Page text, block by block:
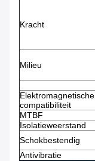
Kracht
Milieu
Elektromagnetische
compatibiliteit
MTBF
Isolatieweerstand
Schokbestendig
Antivibratie